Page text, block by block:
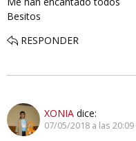
Besitos
RESPONDER
XONIA dice:
07/05/2018 a las 20:09